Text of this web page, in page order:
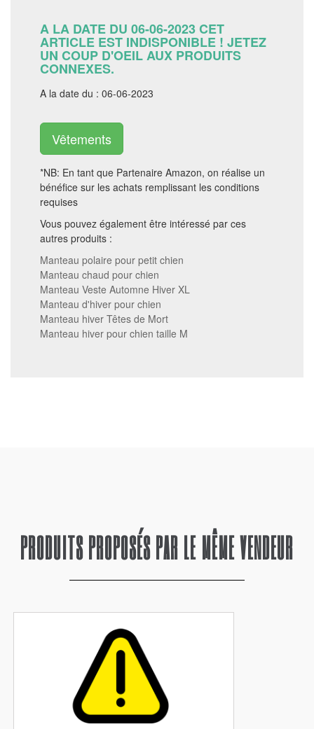
A LA DATE DU 06-06-2023 CET
ARTICLE EST INDISPONIBLE ! JETEZ
UN COUP D'OEIL AUX PRODUITS
CONNEXES.
A la date du : 06-06-2023
Vêtements
*NB: En tant que Partenaire Amazon, on réalise un
bénéfice sur les achats remplissant les conditions
requises
Vous pouvez également être intéressé par ces
autres produits :
Manteau polaire pour petit chien
Manteau chaud pour chien
Manteau Veste Automne Hiver XL
Manteau d'hiver pour chien
Manteau hiver Têtes de Mort
Manteau hiver pour chien taille M
PRODUITS PROPOSÉS PAR LE MÊME VENDEUR